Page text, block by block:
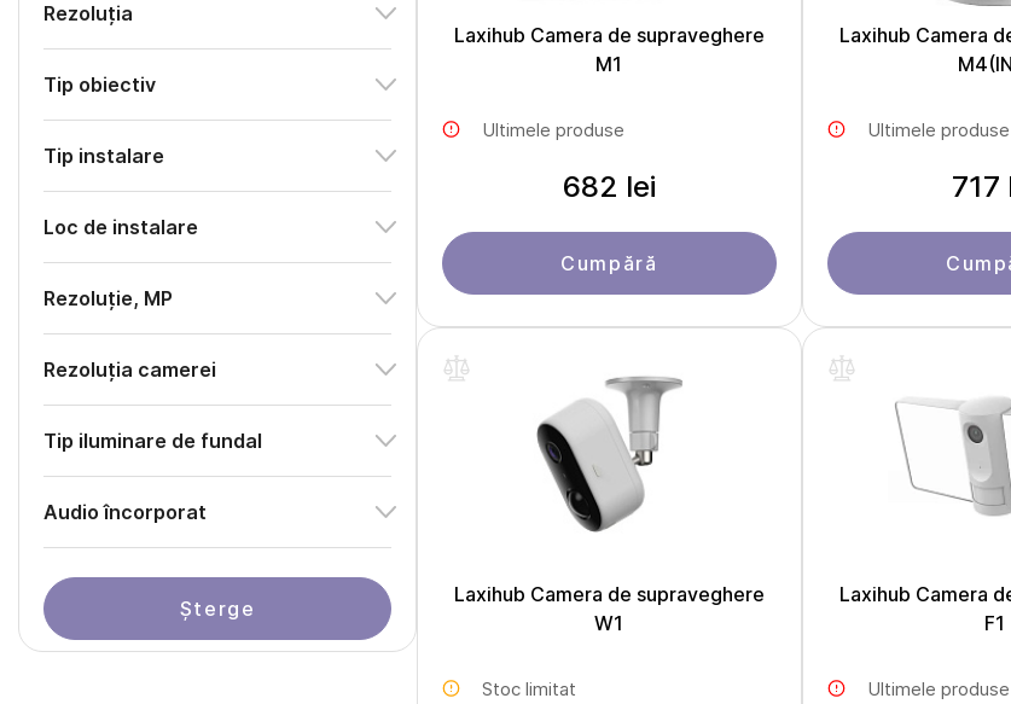
Rezoluția
Tip obiectiv
Tip instalare
Loc de instalare
Rezoluție, MP
Rezoluția camerei
Tip iluminare de fundal
Audio încorporat
Șterge
Laxihub Camera de supraveghere
M1
Ultimele produse
682 lei
Cumpără
Laxihub Camera
Ultimele produse
717
Laxihub Camera de supraveghere
W1
Stoc limitat
Laxihub Camera
F1
Ultimele produse